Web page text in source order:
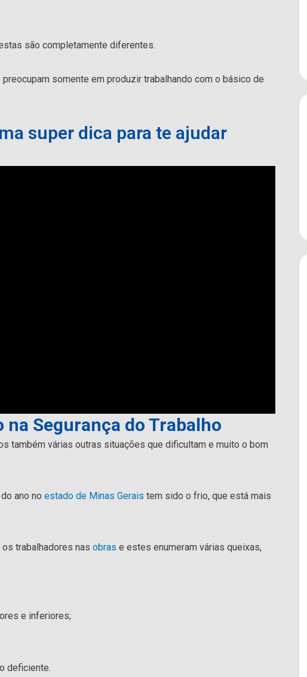
são completamente diferentes.
somente em produzir trabalhando com o básico de
super dica para te ajudar
Segurança do Trabalho
também várias outras situações que dificultam e muito o bom
ano no estado de Minas Gerais tem sido o frio, que está mais
trabalhadores nas obras e estes enumeram várias queixas,
e inferiores;
deficiente.